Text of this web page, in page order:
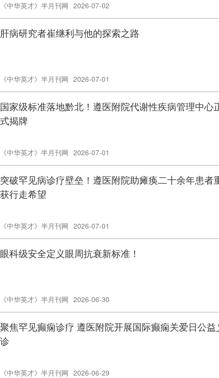
《中华英才》半月刊网 2026-07-02
​肝病研究者崔继利与他的探索之路
《中华英才》半月刊网 2026-07-01
国家级标准落地黔北！遵医附院代谢性疾病管理中心
式揭牌
《中华英才》半月刊网 2026-07-01
突破罕见病诊疗壁垒！遵医附院助瘫痪二十余年患者
获行走希望
《中华英才》半月刊网 2026-07-01
眼科级安全定义眼周抗衰新标准！
《中华英才》半月刊网 2026-06-30
聚焦罕见癫痫诊疗 遵医附院开展国际癫痫关爱日公益
诊
《中华英才》半月刊网 2026-06-29